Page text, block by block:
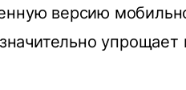
версию